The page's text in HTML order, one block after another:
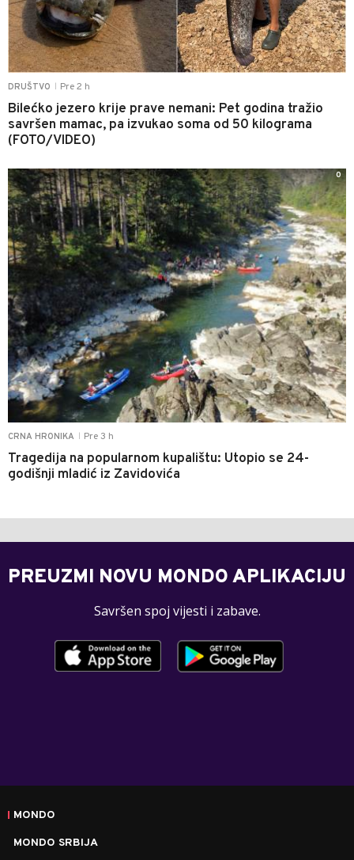
DRUŠTVO Pre 2 h
Bilećko jezero krije prave nemani: Pet godina tražio
savršen mamac, pa izvukao soma od 50 kilograma
(FOTO/VIDEO)
CRNA HRONIKA Pre 3 h
Tragedija na popularnom kupalištu: Utopio se 24-
godišnji mladić iz Zavidovića
0
PREUZMI NOVU MONDO APLIKACIJU
Savršen spoj vijesti i zabave.
MONDO
MONDO SRBIJA